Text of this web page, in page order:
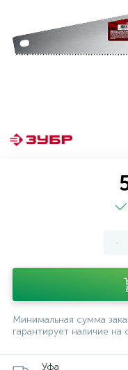
-
Минимальная сумма
гарантирует наличие на
Уфа